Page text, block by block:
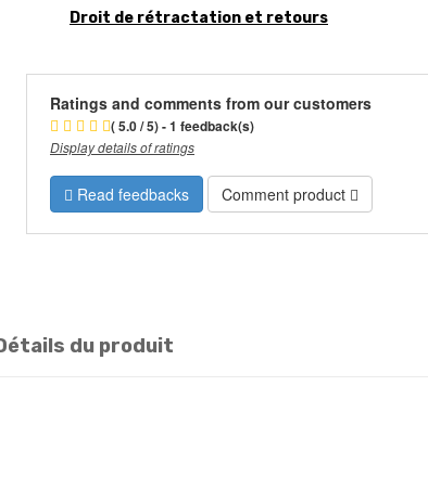
Droit de rétractation et retours
Ratings and comments from our customers
( 5.0 / 5) - 1 feedback(s)
Display details of ratings
Read feedbacks Comment product
du produit